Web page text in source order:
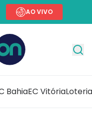
AO VIVO
BahiaEC Vitória